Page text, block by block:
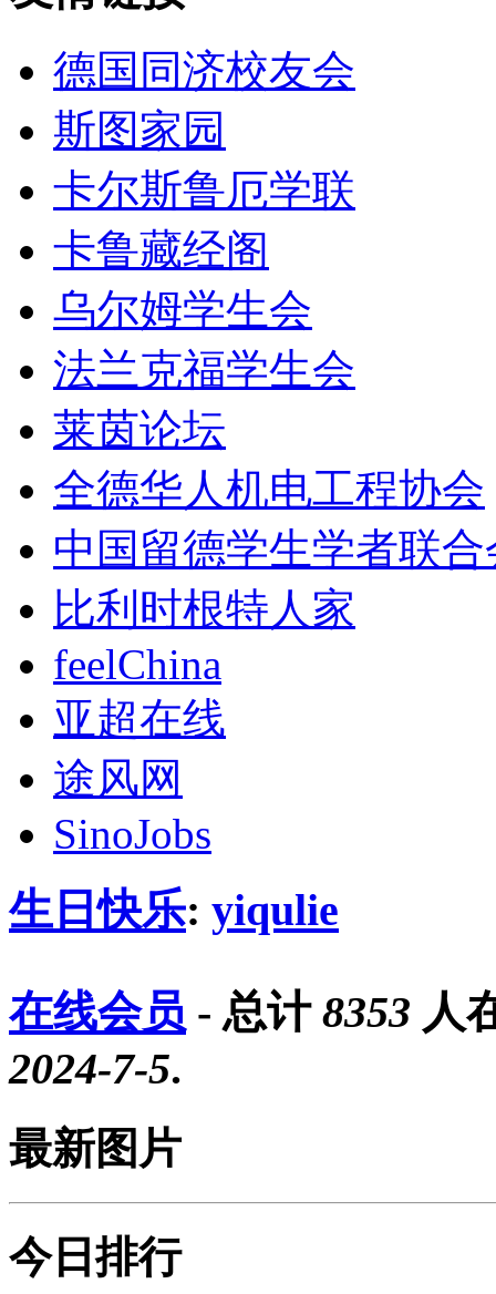
德国同济校友会
斯图家园
卡尔斯鲁厄学联
卡鲁藏经阁
乌尔姆学生会
法兰克福学生会
莱茵论坛
全德华人机电工程协会
中国留德学生学者联合
比利时根特人家
feelChina
亚超在线
途风网
SinoJobs
生日快乐: yiqulie
在线会员 - 总计 8353 人
2024-7-5.
最新图片
今日排行